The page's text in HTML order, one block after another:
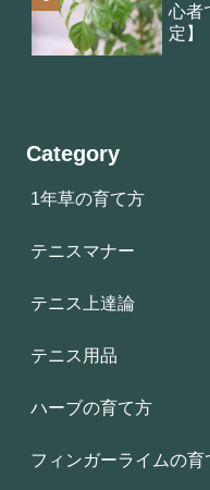
心者
定】
Category
1年草の育て方
テニスマナー
テニス上達論
テニス用品
ハーブの育て方
フィンガーライムの育